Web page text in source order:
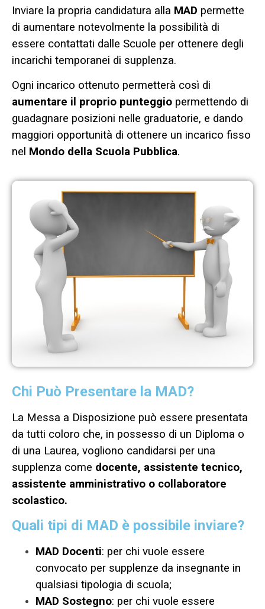
Inviare la propria candidatura alla MAD permette
di aumentare notevolmente la possibilità di
essere contattati dalle Scuole per ottenere degli
incarichi temporanei di supplenza.
Ogni incarico ottenuto permetterà così di
aumentare il proprio punteggio permettendo di
guadagnare posizioni nelle graduatorie, e dando
maggiori opportunità di ottenere un incarico fisso
nel Mondo della Scuola Pubblica.
Chi Può Presentare la MAD?
La Messa a Disposizione può essere presentata
da tutti coloro che, in possesso di un Diploma o
di una Laurea, vogliono candidarsi per una
supplenza come docente, assistente tecnico,
assistente amministrativo o collaboratore
scolastico.
Quali tipi di MAD è possibile inviare?
MAD Docenti: per chi vuole essere
convocato per supplenze da insegnante in
qualsiasi tipologia di scuola;
MAD Sostegno: per chi vuole essere